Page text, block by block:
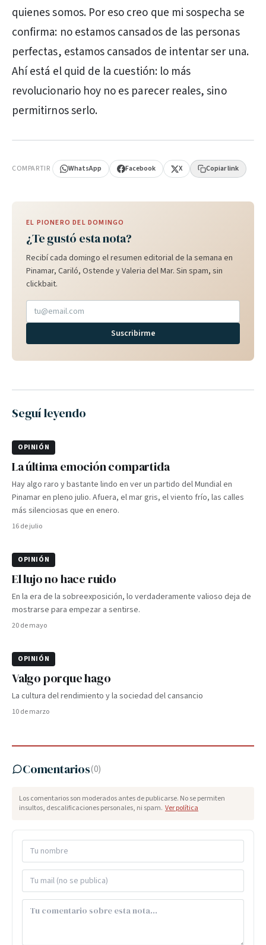
quienes somos. Por eso creo que mi sospecha se
confirma: no estamos cansados de las personas
perfectas, estamos cansados de intentar ser una.
Ahí está el quid de la cuestión: lo más
revolucionario hoy no es parecer reales, sino
permitirnos serlo.
COMPARTIR WhatsApp Facebook X Copiar link
EL PIONERO DEL DOMINGO
¿Te gustó esta nota?
Recibí cada domingo el resumen editorial de la semana en
Pinamar, Cariló, Ostende y Valeria del Mar. Sin spam, sin
clickbait.
Suscribirme
Seguí leyendo
OPINIÓN
La última emoción compartida
Hay algo raro y bastante lindo en ver un partido del Mundial en
Pinamar en pleno julio. Afuera, el mar gris, el viento frío, las calles
más silenciosas que en enero.
16 de julio
OPINIÓN
El lujo no hace ruido
En la era de la sobreexposición, lo verdaderamente valioso deja de
mostrarse para empezar a sentirse.
20 de mayo
OPINIÓN
Valgo porque hago
La cultura del rendimiento y la sociedad del cansancio
10 de marzo
Comentarios(0)
Los comentarios son moderados antes de publicarse. No se permiten
insultos, descalificaciones personales, ni spam. Ver política